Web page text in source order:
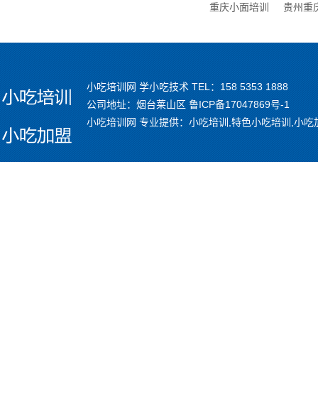
重庆小面培训
贵州重
小吃培训网 学小吃技术 TEL：158 5353 1888
公司地址：烟台莱山区 鲁ICP备17047869号-1
小吃培训网 专业提供：小吃培训,特色小吃培训,小